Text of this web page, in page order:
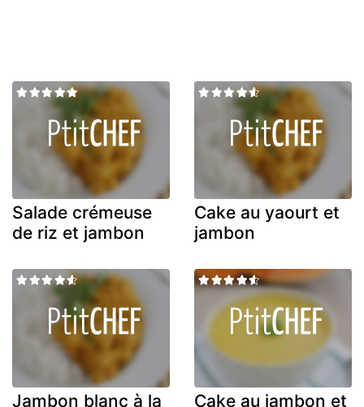
Salade crémeuse
de riz et jambon
Cake au yaourt et
jambon
Jambon blanc à la Cake au jambon et